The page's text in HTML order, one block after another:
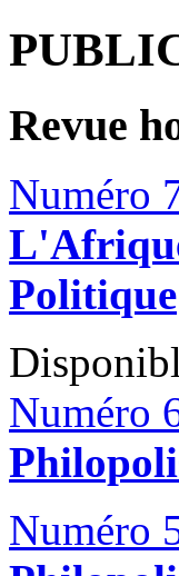
Revue
Numéro
Politique
Numéro
Numéro